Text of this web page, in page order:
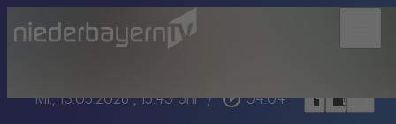
Mi., 13.05.2026, 15:43 Uhr / play_circle_outline 04:04 headphones chrome_reader_modebookmark_border